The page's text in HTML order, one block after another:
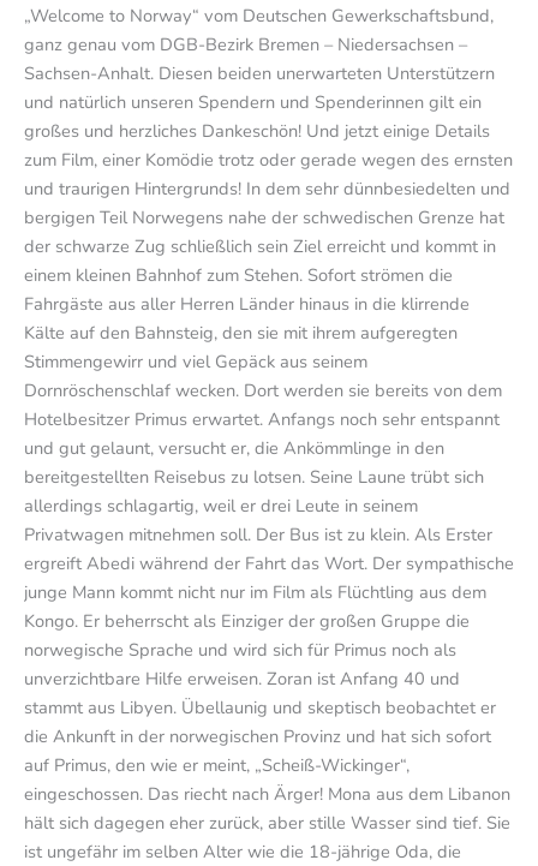
„Welcome to Norway“ vom Deutschen Gewerkschaftsbund,
ganz genau vom DGB-Bezirk Bremen – Niedersachsen –
Sachsen-Anhalt. Diesen beiden unerwarteten Unterstützern
und natürlich unseren Spendern und Spenderinnen gilt ein
großes und herzliches Dankeschön! Und jetzt einige Details
zum Film, einer Komödie trotz oder gerade wegen des ernsten
und traurigen Hintergrunds! In dem sehr dünnbesiedelten und
bergigen Teil Norwegens nahe der schwedischen Grenze hat
der schwarze Zug schließlich sein Ziel erreicht und kommt in
einem kleinen Bahnhof zum Stehen. Sofort strömen die
Fahrgäste aus aller Herren Länder hinaus in die klirrende
Kälte auf den Bahnsteig, den sie mit ihrem aufgeregten
Stimmengewirr und viel Gepäck aus seinem
Dornröschenschlaf wecken. Dort werden sie bereits von dem
Hotelbesitzer Primus erwartet. Anfangs noch sehr entspannt
und gut gelaunt, versucht er, die Ankömmlinge in den
bereitgestellten Reisebus zu lotsen. Seine Laune trübt sich
allerdings schlagartig, weil er drei Leute in seinem
Privatwagen mitnehmen soll. Der Bus ist zu klein. Als Erster
ergreift Abedi während der Fahrt das Wort. Der sympathische
junge Mann kommt nicht nur im Film als Flüchtling aus dem
Kongo. Er beherrscht als Einziger der großen Gruppe die
norwegische Sprache und wird sich für Primus noch als
unverzichtbare Hilfe erweisen. Zoran ist Anfang 40 und
stammt aus Libyen. Übellaunig und skeptisch beobachtet er
die Ankunft in der norwegischen Provinz und hat sich sofort
auf Primus, den wie er meint, „Scheiß-Wickinger“,
eingeschossen. Das riecht nach Ärger! Mona aus dem Libanon
hält sich dagegen eher zurück, aber stille Wasser sind tief. Sie
ist ungefähr im selben Alter wie die 18-jährige Oda, die